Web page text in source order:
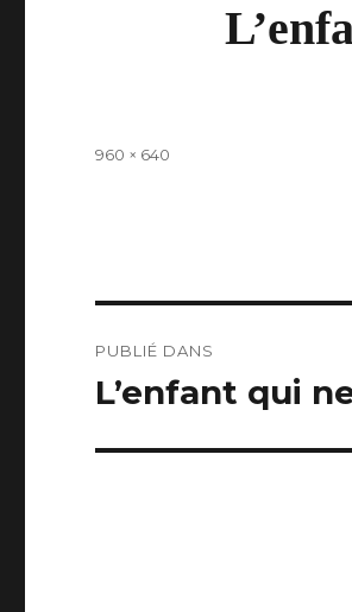
Taille
960 × 640
de
PUBLIÉ DANS
L’enfant qui